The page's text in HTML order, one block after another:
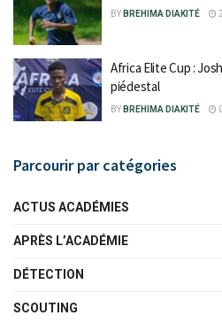
BY BREHIMA DIAKITÉ
Africa Elite Cup :
piédestal
BY BREHIMA DIAKITÉ
Parcourir par catégories
ACTUS ACADÉMIES
APRÈS L’ACADÉMIE
DÉTECTION
SCOUTING